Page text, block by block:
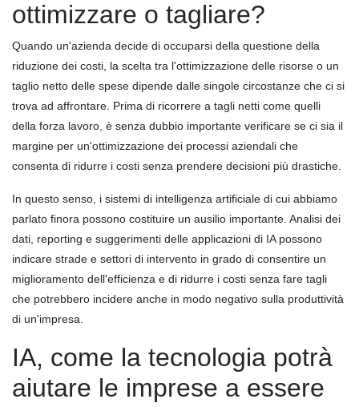
ottimizzare o tagliare?
Quando un'azienda decide di occuparsi della questione della
riduzione dei costi, la scelta tra l'ottimizzazione delle risorse o un
taglio netto delle spese dipende dalle singole circostanze che ci si
trova ad affrontare. Prima di ricorrere a tagli netti come quelli
della forza lavoro, è senza dubbio importante verificare se ci sia il
margine per un'ottimizzazione dei processi aziendali che
consenta di ridurre i costi senza prendere decisioni più drastiche.
In questo senso, i sistemi di intelligenza artificiale di cui abbiamo
parlato finora possono costituire un ausilio importante. Analisi dei
dati, reporting e suggerimenti delle applicazioni di IA possono
indicare strade e settori di intervento in grado di consentire un
miglioramento dell'efficienza e di ridurre i costi senza fare tagli
che potrebbero incidere anche in modo negativo sulla produttività
di un'impresa.
IA, come la tecnologia potrà
aiutare le imprese a essere